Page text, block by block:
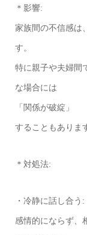
＊影響:
家族間の不信感は
す。
特に親子や夫婦間
な場合には
「関係が破綻」
することもありま
＊対処法:
・冷静に話し合う:
感情的にならず、